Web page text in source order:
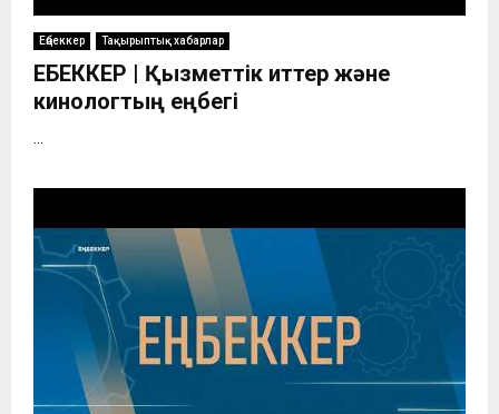
Еңбеккер Тақырыптық хабарлар
ЕҢБЕККЕР | Қызметтік иттер және
кинологтың еңбегі